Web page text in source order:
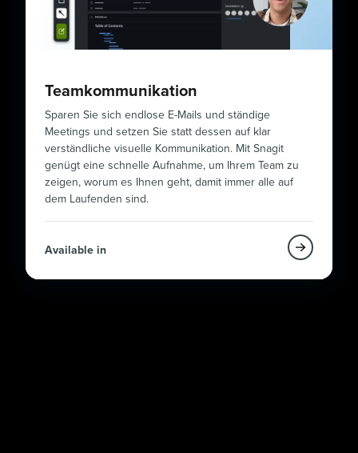
Teamkommunikation
Sparen Sie sich endlose E-Mails und ständige
Meetings und setzen Sie statt dessen auf klar
verständliche visuelle Kommunikation. Mit Snagit
genügt eine schnelle Aufnahme, um Ihrem Team zu
zeigen, worum es Ihnen geht, damit immer alle auf
dem Laufenden sind.
Available in